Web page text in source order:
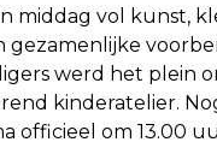
middag vol kunst,
gezamenlijke
werd het plein
kinderatelier.
officieel om 13.00